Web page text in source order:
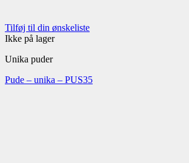
Tilføj til din ønskeliste
Ikke på lager
Unika puder
Pude – unika – PUS35